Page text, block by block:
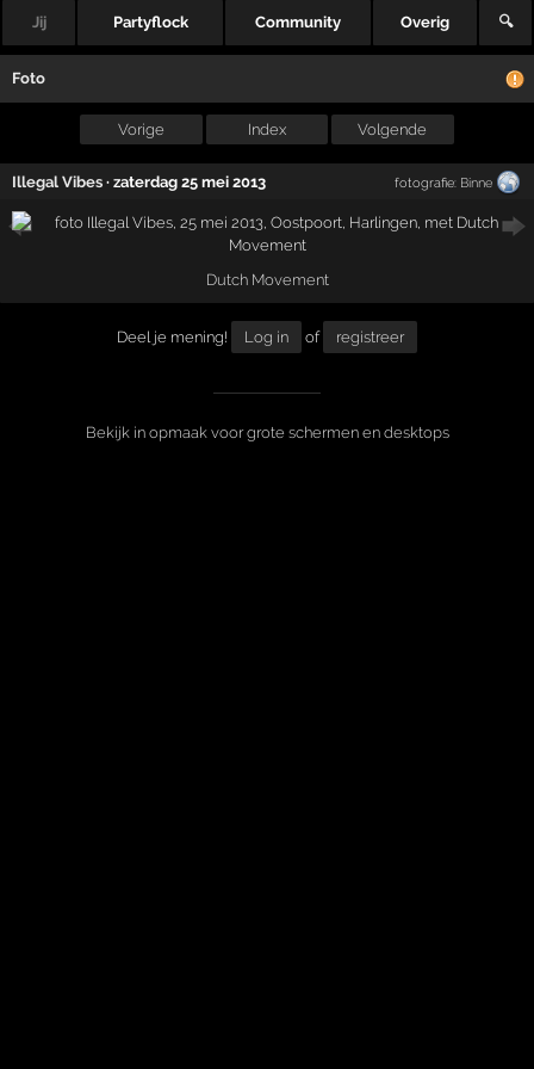
Jij Partyflock Community Overig 🔍
Foto
Vorige Index Volgende
Illegal Vibes ·zaterdag 25 mei 2013 fotografie: Binne
Dutch Movement
Deel je mening! Log in of registreer
Bekijk in opmaak voor grote schermen en desktops